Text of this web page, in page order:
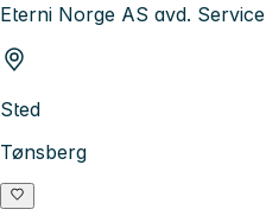
Eterni Norge AS avd. Service
Sted
Tønsberg